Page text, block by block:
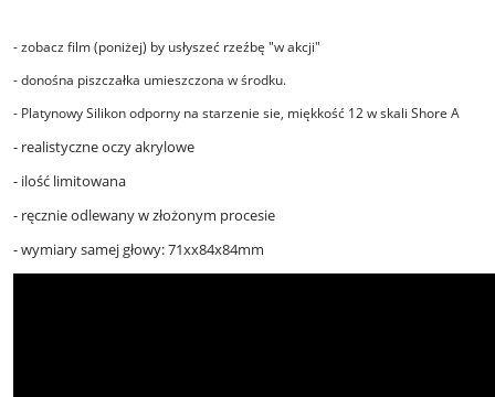
- zobacz film (poniżej) by usłyszeć rzeźbę "w akcji"
- donośna piszczałka umieszczona w środku.
- Platynowy Silikon odporny na starzenie sie, miękkość 12 w skali Shore A
- realistyczne oczy akrylowe
- ilość limitowana
- ręcznie odlewany w złożonym procesie
- wymiary samej głowy: 71xx84x84mm